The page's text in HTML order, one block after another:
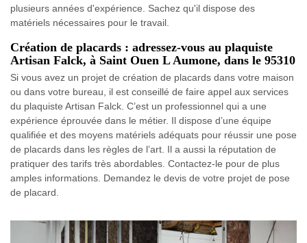
plusieurs années d'expérience. Sachez qu'il dispose des
matériels nécessaires pour le travail.
Création de placards : adressez-vous au plaquiste
Artisan Falck, à Saint Ouen L Aumone, dans le 95310
Si vous avez un projet de création de placards dans votre maison
ou dans votre bureau, il est conseillé de faire appel aux services
du plaquiste Artisan Falck. C’est un professionnel qui a une
expérience éprouvée dans le métier. Il dispose d’une équipe
qualifiée et des moyens matériels adéquats pour réussir une pose
de placards dans les règles de l’art. Il a aussi la réputation de
pratiquer des tarifs très abordables. Contactez-le pour de plus
amples informations. Demandez le devis de votre projet de pose
de placard.